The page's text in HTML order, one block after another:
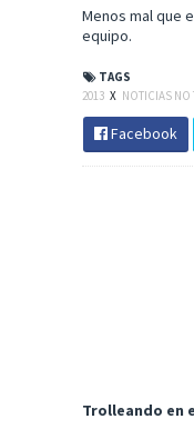
Menos mal que
equipo.
TAGS
2013 X NOTICIAS NO
Facebook
Trolleando en